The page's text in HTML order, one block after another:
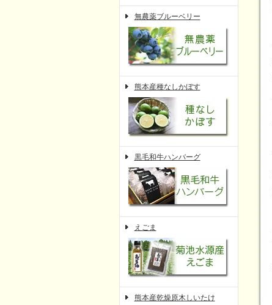
無農薬ブルーベリー
熊本産種なしかぼす
黒毛和牛ハンバーグ
えごま
熊本産乾燥原木しいたけ